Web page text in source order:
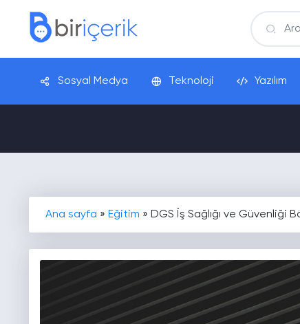
Sosyal Medya Teknoloji Yazılım
Ana sayfa » Eğitim » DGS İş Sağlığı ve Güvenliği